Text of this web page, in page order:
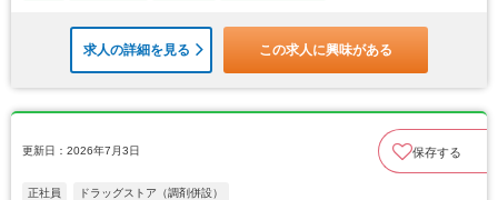
求人の詳細を見る この求人に興味がある
更新日：2026年7月3日 保存する
正社員 ドラッグストア（調剤併設）